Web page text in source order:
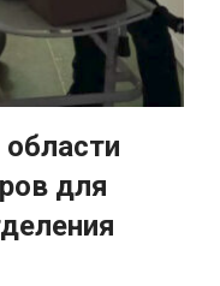
для